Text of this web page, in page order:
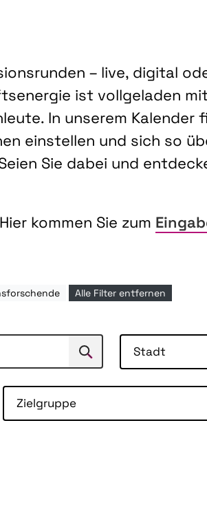
– live, digital
ist vollgeladen
In unserem Kalender
einstellen und sich so
Sie dabei und
kommen Sie zum
Alle Filter entfernen
Suchen Stadt
Zielgruppe